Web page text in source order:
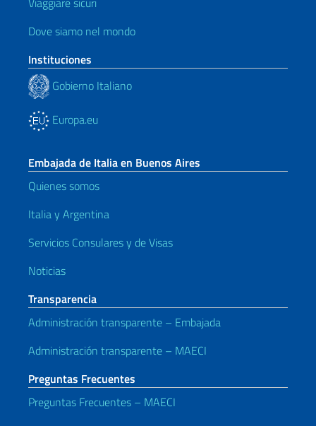
Dove siamo nel mondo
Instituciones
Gobierno Italiano
Europa.eu
Embajada de Italia en Buenos Aires
Quienes somos
Italia y Argentina
Servicios Consulares y de Visas
Noticias
Transparencia
Administración transparente – Embajada
Administración transparente – MAECI
Preguntas Frecuentes
Preguntas Frecuentes – MAECI